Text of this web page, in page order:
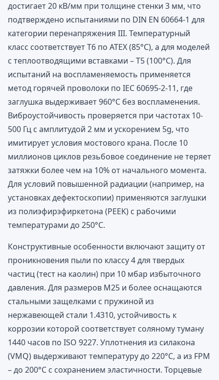
достигает 20 кВ/мм при толщине стенки 3 мм, что
подтверждено испытаниями по DIN EN 60664-1 для
категории перенапряжения III. Температурный
класс соответствует T6 по ATEX (85°C), а для моделей
с теплоотводящими вставками – T5 (100°C). Для
испытаний на воспламеняемость применяется
метод горячей проволоки по IEC 60695-2-11, где
заглушка выдерживает 960°C без воспламенения.
Виброустойчивость проверяется при частотах 10-
500 Гц с амплитудой 2 мм и ускорением 5g, что
имитирует условия мостового крана. После 10
миллионов циклов резьбовое соединение не теряет
затяжки более чем на 10% от начального момента.
Для условий повышенной радиации (например, на
установках дефектоскопии) применяются заглушки
из полиэфирэфиркетона (PEEK) с рабочими
температурами до 250°C.
Конструктивные особенности включают защиту от
проникновения пыли по классу 4 для твердых
частиц (тест на каолин) при 10 мбар избыточного
давления. Для размеров M25 и более оснащаются
стальными защелками с пружиной из
нержавеющей стали 1.4310, устойчивость к
коррозии которой соответствует соляному туману
1440 часов по ISO 9227. Уплотнения из силакона
(VMQ) выдерживают температуру до 220°C, а из FPM
– до 200°C с сохранением эластичности. Торцевые